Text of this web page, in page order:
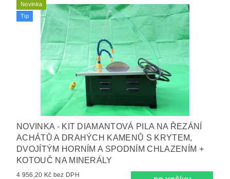
Novinka
Tip
NOVINKA - KIT DIAMANTOVÁ PILA NA ŘEZÁNÍ
ACHÁTŮ A DRAHÝCH KAMENŮ S KRYTEM,
DVOJÍTÝM HORNÍM A SPODNÍM CHLAZENÍM +
KOTOUČ NA MINERÁLY
4 956,20 Kč bez DPH